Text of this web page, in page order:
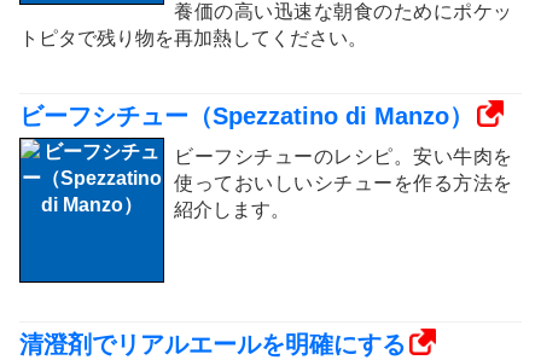
養価の高い迅速な朝食のためにポケッ
トピタで残り物を再加熱してください。
ビーフシチュー（Spezzatino di Manzo）
ビーフシチューのレシピ。安い牛肉を
使っておいしいシチューを作る方法を
紹介します。
清澄剤でリアルエールを明確にする